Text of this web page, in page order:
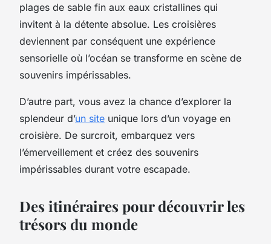
plages de sable fin aux eaux cristallines qui
invitent à la détente absolue. Les croisières
deviennent par conséquent une expérience
sensorielle où l’océan se transforme en scène de
souvenirs impérissables.
D’autre part, vous avez la chance d’explorer la
splendeur d’un site unique lors d’un voyage en
croisière. De surcroit, embarquez vers
l’émerveillement et créez des souvenirs
impérissables durant votre escapade.
Des itinéraires pour découvrir les
trésors du monde